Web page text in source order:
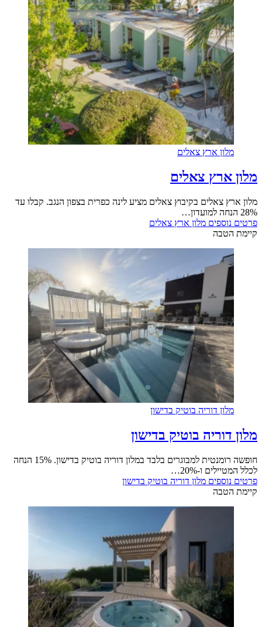
מלון ארץ צאלים
מלון ארץ צאלים
מלון ארץ צאלים בקיבוץ צאלים מציע לינה כפרית בצפון הנגב. קבלו עד
28% הנחה למועדון…
פרטים נוספים מלון ארץ צאלים
קיימת הטבה
מלון דוריה בוטיק בדישון
מלון דוריה בוטיק בדישון
חופשה רומנטית למבוגרים בלבד במלון דוריה בוטיק בדישון. 15% הנחה
לכלל המטיילים ו-20%…
פרטים נוספים מלון דוריה בוטיק בדישון
קיימת הטבה